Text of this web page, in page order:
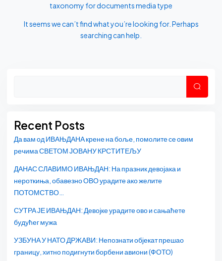
taxonomy for documents media type
It seems we can’t find what you’re looking for. Perhaps
searching can help.
Recent Posts
Да вам од ИВАЊДАНА крене на боље, помолите се овим
речима СВЕТОМ ЈОВАНУ КРСТИТЕЉУ
ДАНАС СЛАВИМО ИВАЊДАН: На празник девојака и
нероткиња, обавезно ОВО урадите ако желите
ПОТОМСТВО…
СУТРА ЈЕ ИВАЊДАН: Девојке урадите ово и сањаћете
будућег мужа
УЗБУНА У НАТО ДРЖАВИ: Непознати објекат прешао
границу, хитно подигнути борбени авиони (ФОТО)